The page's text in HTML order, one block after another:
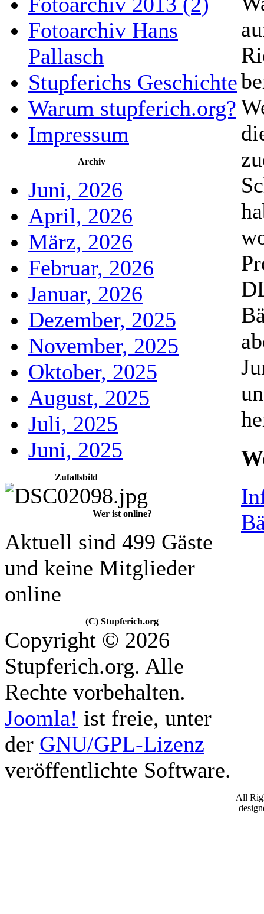
Fotoarchiv Hans
Pallasch
Stupferichs Geschichte
Warum stupferich.org?
Impressum
Archiv
Juni, 2026
April, 2026
März, 2026
Februar, 2026
Januar, 2026
Dezember, 2025
November, 2025
Oktober, 2025
August, 2025
Juli, 2025
Juni, 2025
Zufallsbild
Wer ist online?
Aktuell sind 499 Gäste
und keine Mitglieder
online
(C) Stupferich.org
Copyright © 2026
Stupferich.org. Alle
Rechte vorbehalten.
Joomla! ist freie, unter
der GNU/GPL-Lizenz
veröffentlichte Software.
All